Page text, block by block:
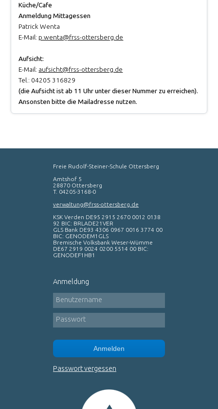
Küche/Cafe
Anmeldung Mittagessen
Patrick Wenta
E-Mail: p.wenta@frss-ottersberg.de
Aufsicht:
E-Mail: aufsicht@frss-ottersberg.de
Tel.: 04205 316829
(die Aufsicht ist ab 11 Uhr unter dieser Nummer zu erreichen).
Ansonsten bitte die Mailadresse nutzen.
Freie Rudolf-Steiner-Schule Ottersberg
Amtshof 5
28870 Ottersberg
T. 04205-3168-0
verwaltung@frss-ottersberg.de
KSK Verden DE95 2915 2670 0012 0138
92 BIC: BRLADE21VER
GLS Bank DE93 4306 0967 0016 3774 00
BIC: GENODEM1GLS
Bremische Volksbank Weser-Wümme
DE67 2919 0024 0200 5514 00 BIC:
GENODEF1HB1
Anmeldung
Benutzername
Passwort
Anmelden
Passwort vergessen